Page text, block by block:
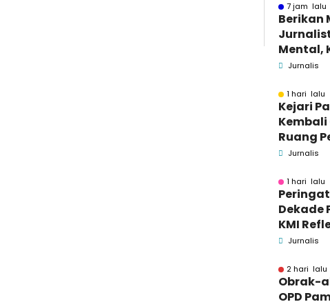
7 jam lalu
Berikan
Mental,
Bakar
Jurnalis
1 hari lalu
Kejari
Kembali
Ruang
Pidsus:
Jurnalis
1 hari lalu
Dekade
KMI
Jurnalis
2 hari lalu
Obrak-
OPD